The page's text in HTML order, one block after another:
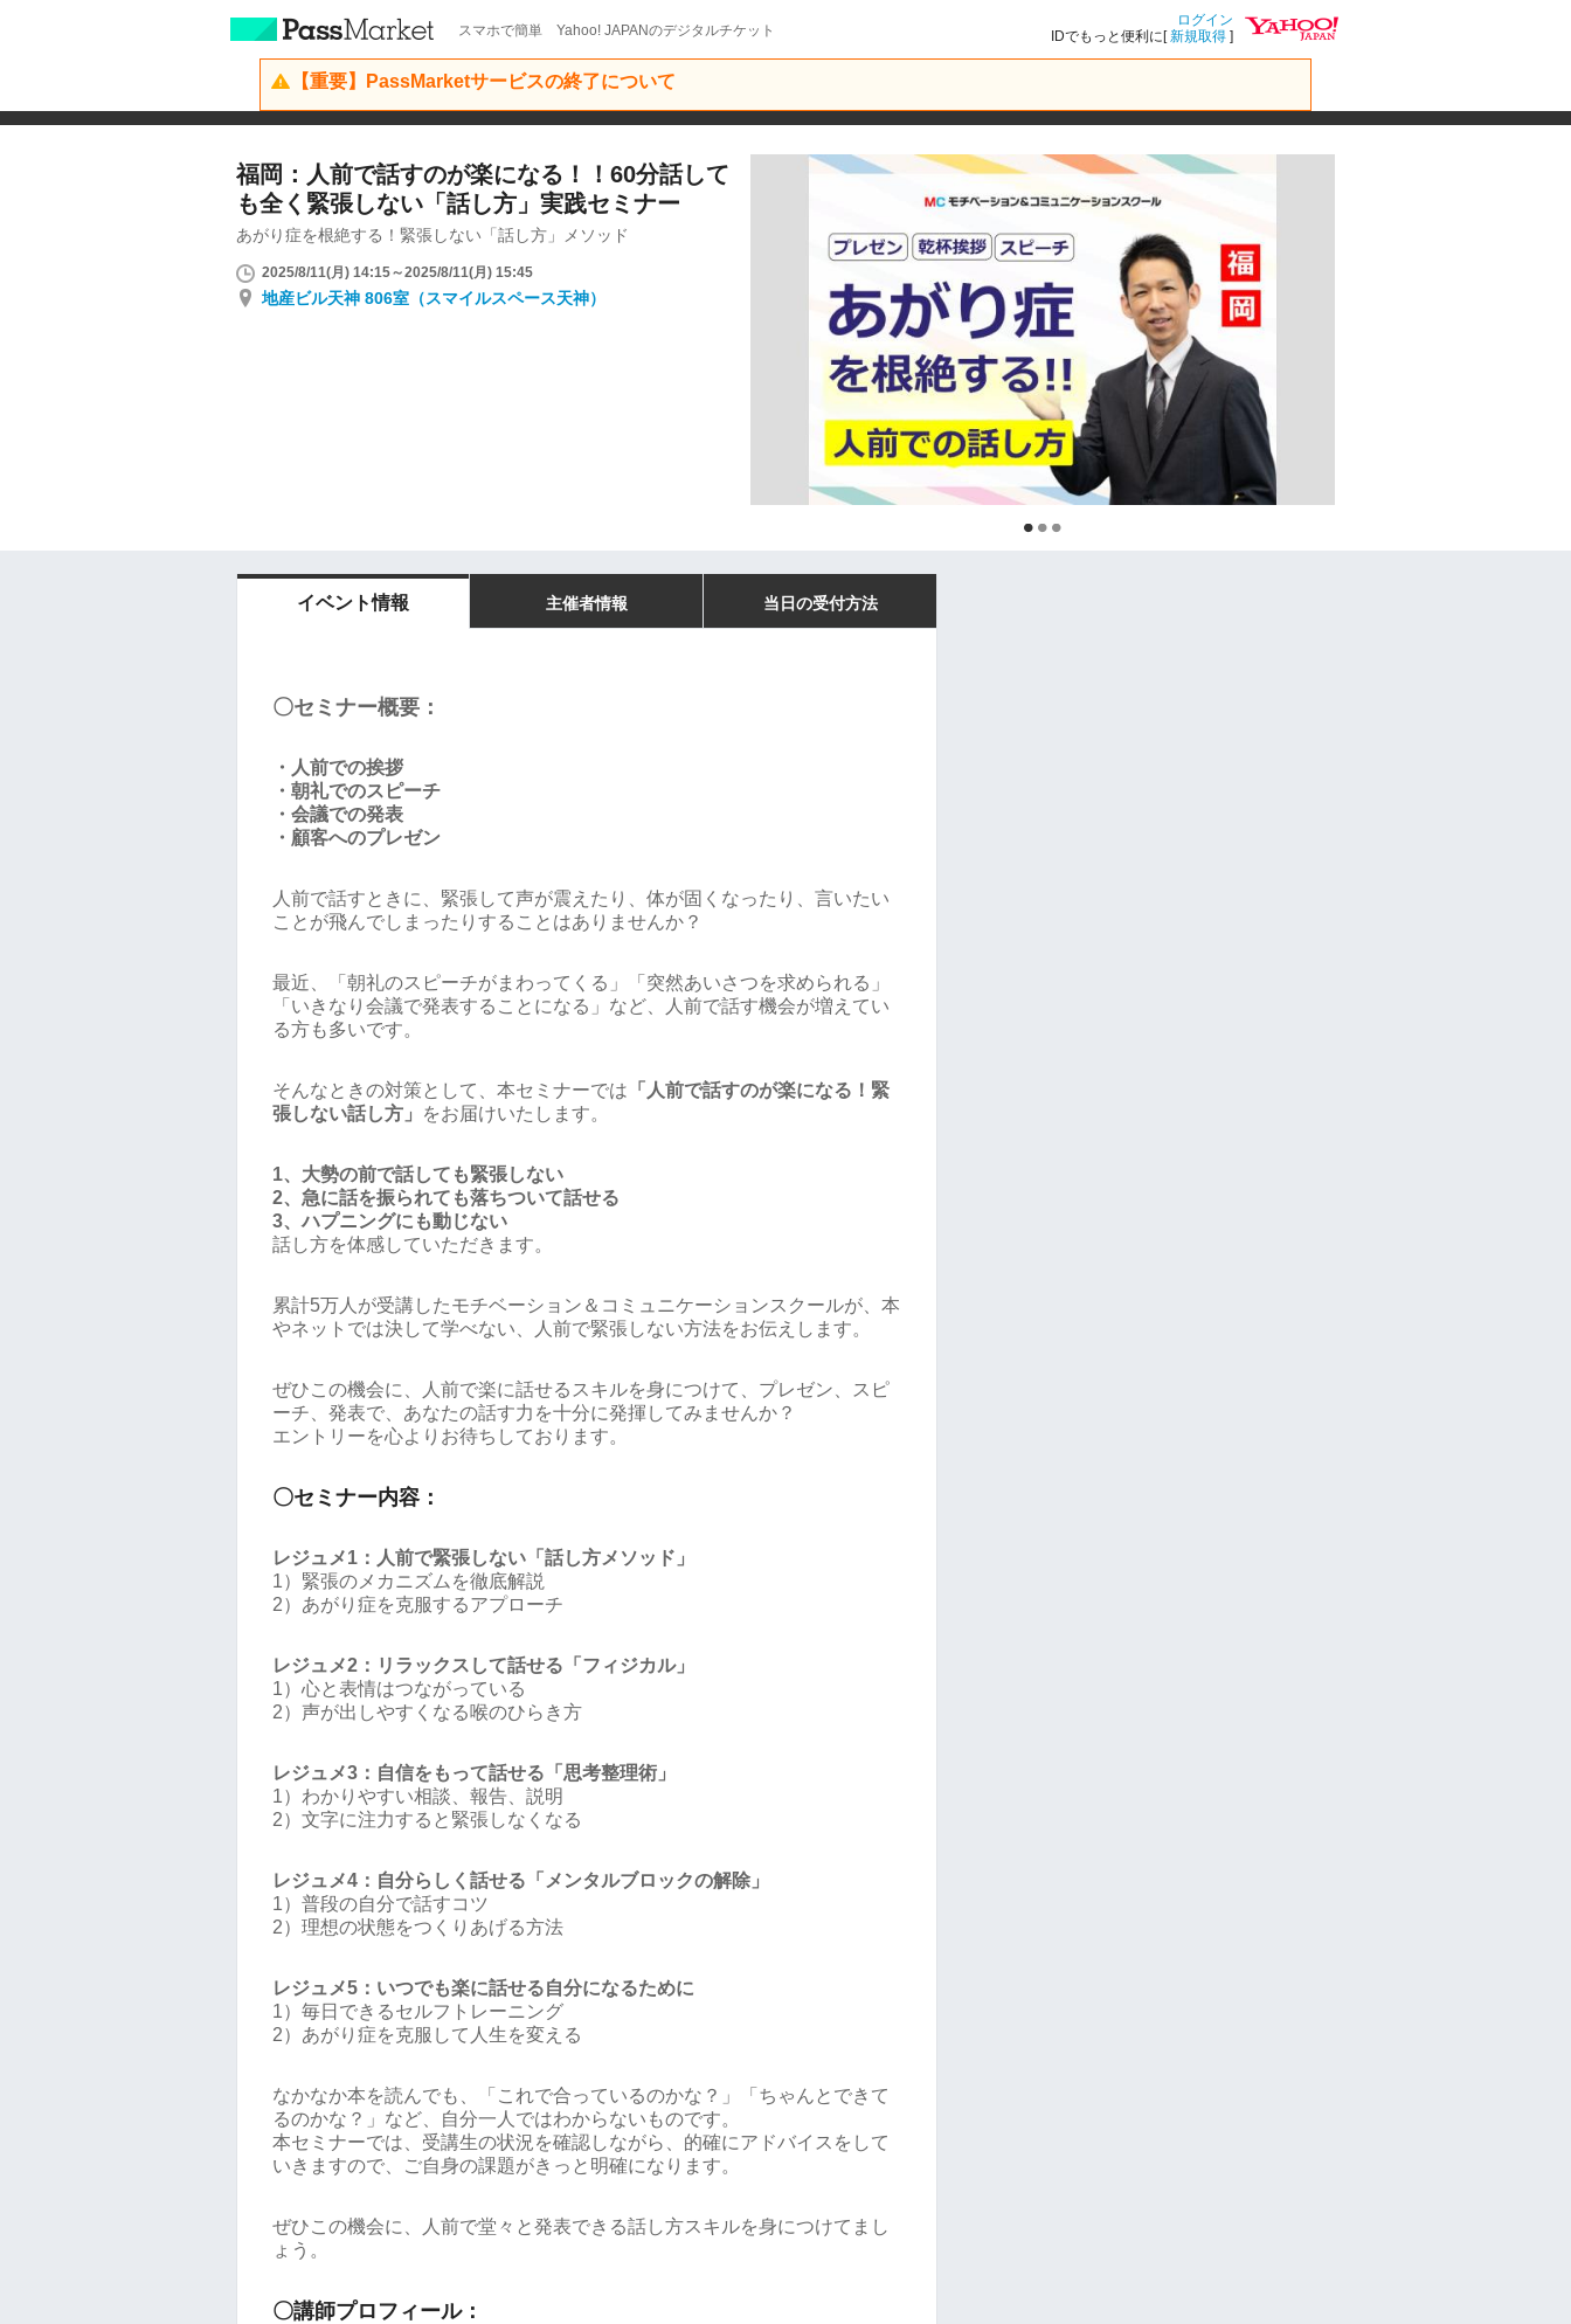
スマホで簡単 Yahoo! JAPANのデジタルチケット
ログイン
IDでもっと便利に[新規取得 ]
【重要】PassMarketサービスの終了について
福岡：人前で話すのが楽になる！！60分話して
も全く緊張しない「話し方」実践セミナー
あがり症を根絶する！緊張しない「話し方」メソッド
2025/8/11(月) 14:15～2025/8/11(月) 15:45
地産ビル天神 806室（スマイルスペース天神）
イベント情報 主催者情報 当日の受付方法
〇セミナー概要：
・人前での挨拶
・朝礼でのスピーチ
・会議での発表
・顧客へのプレゼン
人前で話すときに、緊張して声が震えたり、体が固くなったり、言いたい
ことが飛んでしまったりすることはありませんか？
最近、「朝礼のスピーチがまわってくる」「突然あいさつを求められる」
「いきなり会議で発表することになる」など、人前で話す機会が増えてい
る方も多いです。
そんなときの対策として、本セミナーでは 「人前で話すのが楽になる！緊
張しない話し方」
をお届けいたします。
1、大勢の前で話しても緊張しない
2、急に話を振られても落ちついて話せる
3、ハプニングにも動じない
話し方を体感していただきます。
累計5万人が受講したモチベーション＆コミュニケーションスクールが、本
やネットでは決して学べない、人前で緊張しない方法をお伝えします。
ぜひこの機会に、人前で楽に話せるスキルを身につけて、プレゼン、スピ
ーチ、発表で、あなたの話す力を十分に発揮してみませんか？
エントリーを心よりお待ちしております。
〇セミナー内容：
レジュメ1：人前で緊張しない「話し方メソッド」
1）緊張のメカニズムを徹底解説
2）あがり症を克服するアプローチ
レジュメ2：リラックスして話せる「フィジカル」
1）心と表情はつながっている
2）声が出しやすくなる喉のひらき方
レジュメ3：自信をもって話せる「思考整理術」
1）わかりやすい相談、報告、説明
2）文字に注力すると緊張しなくなる
レジュメ4：自分らしく話せる「メンタルブロックの解除」
1）普段の自分で話すコツ
2）理想の状態をつくりあげる方法
レジュメ5：いつでも楽に話せる自分になるために
1）毎日できるセルフトレーニング
2）あがり症を克服して人生を変える
なかなか本を読んでも、「これで合っているのかな？」「ちゃんとできて
るのかな？」など、自分一人ではわからないものです。
本セミナーでは、受講生の状況を確認しながら、的確にアドバイスをして
いきますので、ご自身の課題がきっと明確になります。
ぜひこの機会に、人前で堂々と発表できる話し方スキルを身につけてまし
ょう。
〇講師プロフィール：